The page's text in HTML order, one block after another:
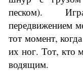
песком).
передвижением
тот момент,
их ног. Тот, кто
водящим.